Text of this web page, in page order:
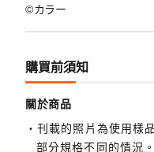
©カラー
購買前須知
關於商品
刊載的照片為使用樣
部分規格不同的情況。